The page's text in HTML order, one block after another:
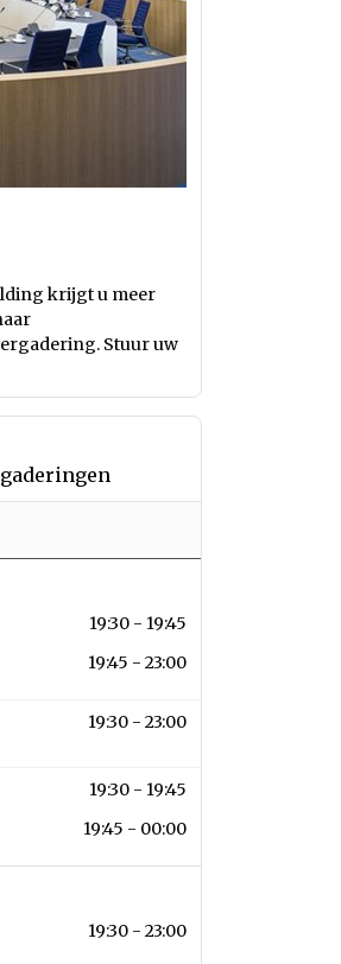
krijgt u meer
Stuur uw
19:30 - 19:45
19:45 - 23:00
19:30 - 23:00
19:30 - 19:45
19:45 - 00:00
19:30 - 23:00